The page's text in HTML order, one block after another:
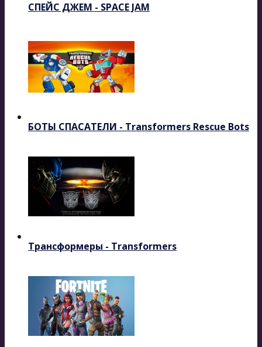
СПЕЙС ДЖЕМ - SPACE JAM
БОТЫ СПАСАТЕЛИ - Transformers Rescue Bots
Трансформеры - Transformers